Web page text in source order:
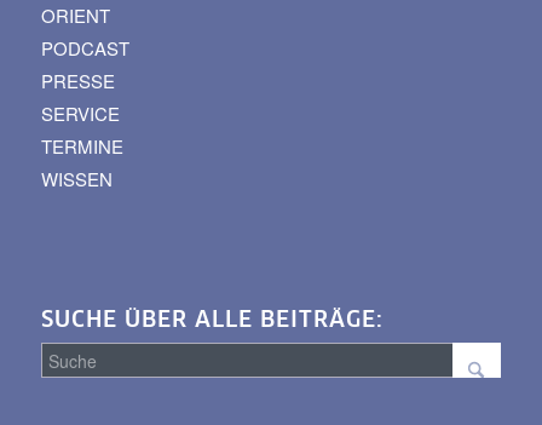
ORIENT
PODCAST
PRESSE
SERVICE
TERMINE
WISSEN
SUCHE ÜBER ALLE BEITRÄGE: